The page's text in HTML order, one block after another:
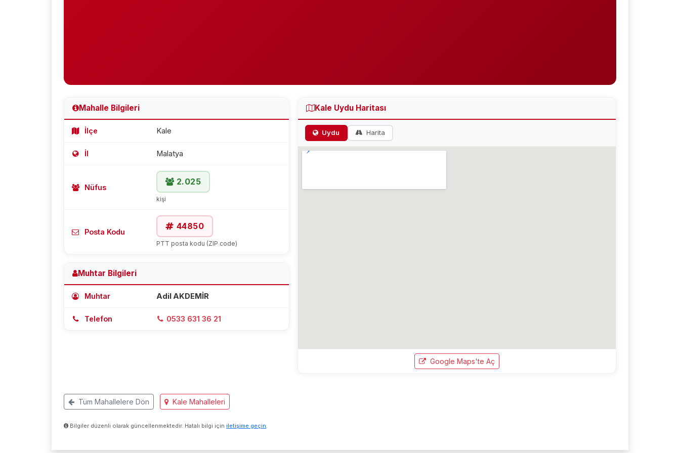
Mahalle Bilgileri
İlçe Kale
İl Malatya
Nüfus
2.025
kişi
Posta Kodu
44850
PTT posta kodu (ZIP code)
Muhtar Bilgileri
Muhtar Adil AKDEMİR
Telefon 0533 631 36 21
Kale Uydu Haritası
Uydu Harita
Google Maps'te Aç
Tüm Mahallelere Dön Kale Mahalleleri
Bilgiler düzenli olarak güncellenmektedir. Hatalı bilgi için iletişime geçin